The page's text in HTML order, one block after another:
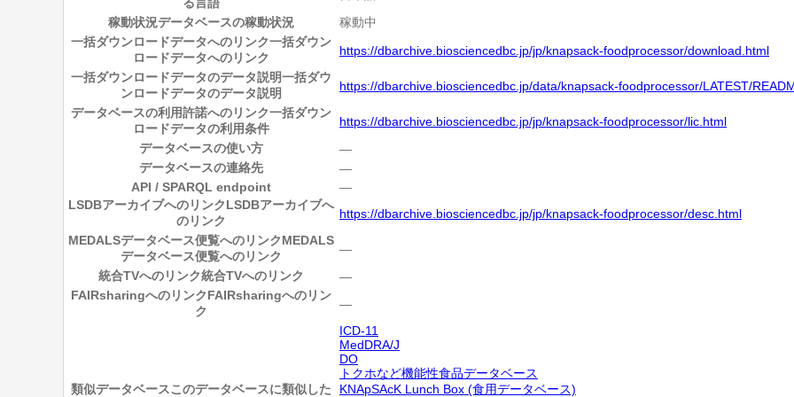
稼動状況データベースの稼動状況
稼動中
一括ダウンロードデータへのリンク一括ダウン
ロードデータへのリンク
https://dbarchive.biosciencedbc.jp/jp/knapsack-foodprocessor/download.html
一括ダウンロードデータのデータ説明一括ダウ
ンロードデータのデータ説明
https://dbarchive.biosciencedbc.jp/data/knapsack-foodprocessor/LATEST/
データベースの利用許諾へのリンク一括ダウン
ロードデータの利用条件
https://dbarchive.biosciencedbc.jp/jp/knapsack-foodprocessor/lic.html
データベースの使い方
―
データベースの連絡先
―
API / SPARQL endpoint
―
LSDBアーカイブへのリンクLSDBアーカイブへ
のリンク
https://dbarchive.biosciencedbc.jp/jp/knapsack-foodprocessor/desc.html
MEDALSデータベース便覧へのリンクMEDALS
データベース便覧へのリンク
―
統合TVへのリンク統合TVへのリンク
―
FAIRsharingへのリンクFAIRsharingへのリン
ク
―
類似データベースこのデータベースに類似した
ICD-11
MedDRA/J
DO
トクホなど機能性食品データベース
KNApSAcK Lunch Box (食用データベース)